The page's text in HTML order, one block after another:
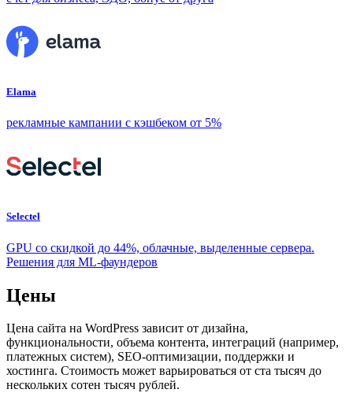
Elama
рекламные кампании с кэшбеком от 5%
Selectel
GPU со скидкой до 44%, облачные, выделенные сервера.
Решения для ML-фаундеров
Цены
Цена сайта на WordPress зависит от дизайна,
функциональности, объема контента, интеграций (например,
платежных систем), SEO-оптимизации, поддержки и
хостинга. Стоимость может варьироваться от ста тысяч до
нескольких сотен тысяч рублей.